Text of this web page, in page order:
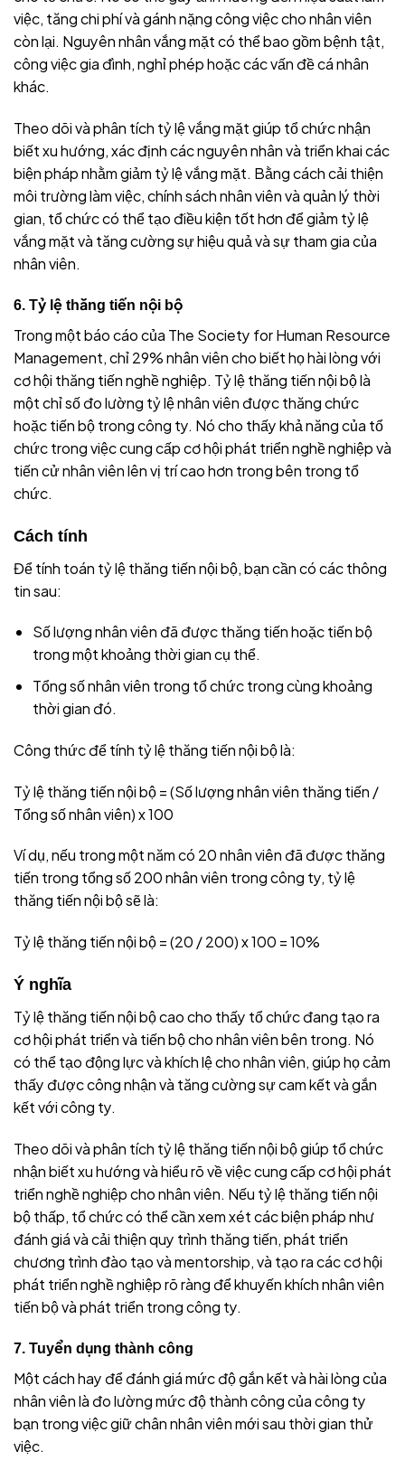
việc, tăng chi phí và gánh nặng công việc cho nhân viên
còn lại. Nguyên nhân vắng mặt có thể bao gồm bệnh tật,
công việc gia đình, nghỉ phép hoặc các vấn đề cá nhân
khác.
Theo dõi và phân tích tỷ lệ vắng mặt giúp tổ chức nhận
biết xu hướng, xác định các nguyên nhân và triển khai các
biện pháp nhằm giảm tỷ lệ vắng mặt. Bằng cách cải thiện
môi trường làm việc, chính sách nhân viên và quản lý thời
gian, tổ chức có thể tạo điều kiện tốt hơn để giảm tỷ lệ
vắng mặt và tăng cường sự hiệu quả và sự tham gia của
nhân viên.
6. Tỷ lệ thăng tiến nội bộ
Trong một báo cáo của The Society for Human Resource
Management, chỉ 29% nhân viên cho biết họ hài lòng với
cơ hội thăng tiến nghề nghiệp. Tỷ lệ thăng tiến nội bộ là
một chỉ số đo lường tỷ lệ nhân viên được thăng chức
hoặc tiến bộ trong công ty. Nó cho thấy khả năng của tổ
chức trong việc cung cấp cơ hội phát triển nghề nghiệp và
tiến cử nhân viên lên vị trí cao hơn trong bên trong tổ
chức.
Cách tính
Để tính toán tỷ lệ thăng tiến nội bộ, bạn cần có các thông
tin sau:
Số lượng nhân viên đã được thăng tiến hoặc tiến bộ
trong một khoảng thời gian cụ thể.
Tổng số nhân viên trong tổ chức trong cùng khoảng
thời gian đó.
Công thức để tính tỷ lệ thăng tiến nội bộ là:
Tỷ lệ thăng tiến nội bộ = (Số lượng nhân viên thăng tiến /
Tổng số nhân viên) x 100
Ví dụ, nếu trong một năm có 20 nhân viên đã được thăng
tiến trong tổng số 200 nhân viên trong công ty, tỷ lệ
thăng tiến nội bộ sẽ là:
Tỷ lệ thăng tiến nội bộ = (20 / 200) x 100 = 10%
Ý nghĩa
Tỷ lệ thăng tiến nội bộ cao cho thấy tổ chức đang tạo ra
cơ hội phát triển và tiến bộ cho nhân viên bên trong. Nó
có thể tạo động lực và khích lệ cho nhân viên, giúp họ cảm
thấy được công nhận và tăng cường sự cam kết và gắn
kết với công ty.
Theo dõi và phân tích tỷ lệ thăng tiến nội bộ giúp tổ chức
nhận biết xu hướng và hiểu rõ về việc cung cấp cơ hội phát
triển nghề nghiệp cho nhân viên. Nếu tỷ lệ thăng tiến nội
bộ thấp, tổ chức có thể cần xem xét các biện pháp như
đánh giá và cải thiện quy trình thăng tiến, phát triển
chương trình đào tạo và mentorship, và tạo ra các cơ hội
phát triển nghề nghiệp rõ ràng để khuyến khích nhân viên
tiến bộ và phát triển trong công ty.
7. Tuyển dụng thành công
Một cách hay để đánh giá mức độ gắn kết và hài lòng của
nhân viên là đo lường mức độ thành công của công ty
bạn trong việc giữ chân nhân viên mới sau thời gian thử
việc.